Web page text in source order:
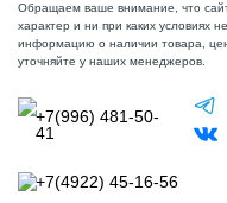
Обращаем ваше внимание, что
характер и ни при каких условиях
информацию о наличии товара,
уточняйте у наших менеджеров.
+7(996) 481-50-
41
+7(4922) 45-16-56